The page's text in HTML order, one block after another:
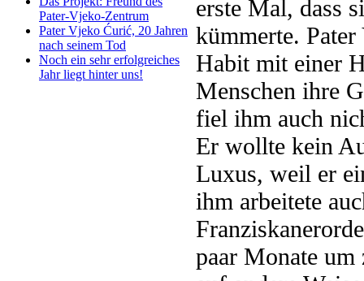
Pater-Vjeko-Zentrum
Pater Vjeko Ćurić, 20 Jahren
nach seinem Tod
Noch ein sehr erfolgreiches
Jahr liegt hinter uns!
erste Mal, dass
kümmerte.
Habit mit einer
Menschen ihre
fiel ihm auch
Er wollte kein
Luxus, weil er
ihm arbeitete
paar Monate um